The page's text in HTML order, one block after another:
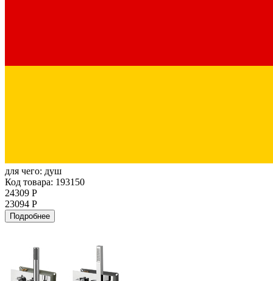
для чего: душ
Код товара: 193150
24309 Р
23094 Р
Подробнее